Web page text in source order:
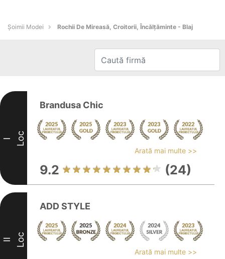
Șoimii Modei Rochii De Mireasă, Croitorii, Încălțăminte - Blaj
I Loc
Brandusa Chic
Arată mai multe >>
9.2 (24)
II Loc
ADD STYLE
Arată mai multe >>